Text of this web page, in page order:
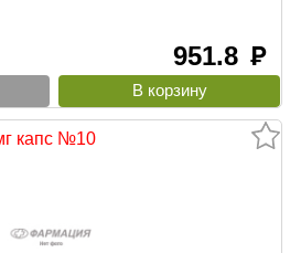
951.8 руб
капс №10